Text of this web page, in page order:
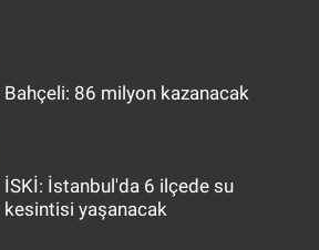
Bahçeli: 86 milyon kazanacak
İSKİ: İstanbul'da 6 ilçede su
kesintisi yaşanacak